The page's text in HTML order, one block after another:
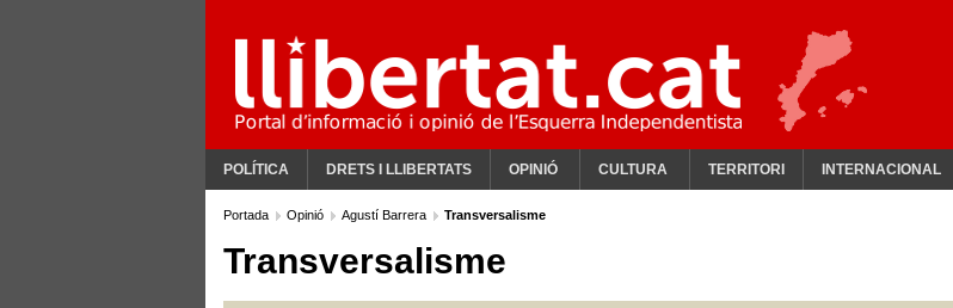
POLÍTICA DRETS I LLIBERTATS OPINIÓ CULTURA TERRITORI INTERNACIONAL
Portada Opinió Agustí Barrera Transversalisme
Transversalisme